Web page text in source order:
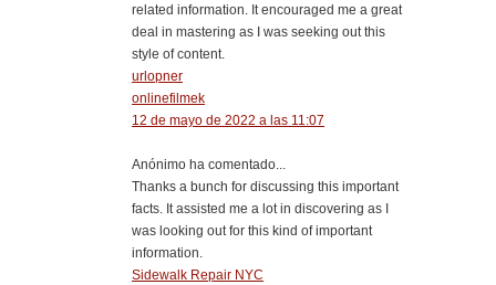
related information. It encouraged me a great
deal in mastering as I was seeking out this
style of content.
urlopner
onlinefilmek
12 de mayo de 2022 a las 11:07
Anónimo ha comentado...
Thanks a bunch for discussing this important
facts. It assisted me a lot in discovering as I
was looking out for this kind of important
information.
Sidewalk Repair NYC